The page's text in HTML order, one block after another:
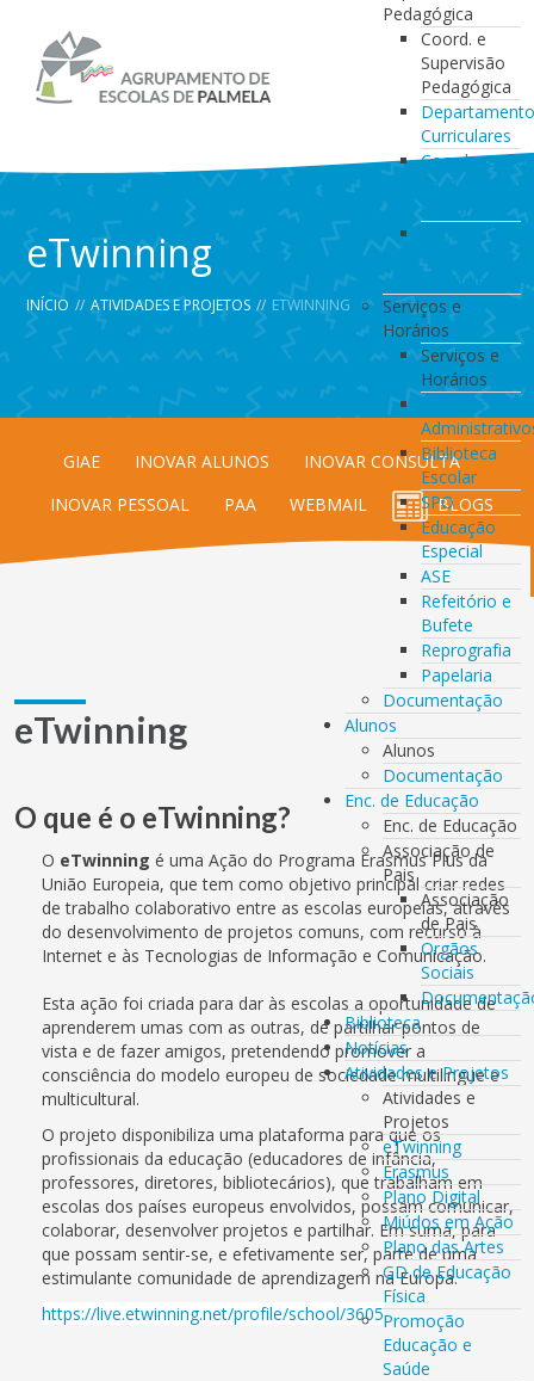
Pedagógica
Coord. e
Supervisão
Pedagógica
Curriculares
Coordenação
da Direção
de Turma
Coordenação
de
Serviços e
Horários
Serviços e
Horários
Serviços
Biblioteca
Escolar
SPO
Educação
Especial
ASE
Refeitório e
Bufete
Reprografia
Papelaria
Documentação
Alunos
Alunos
Documentação
Enc. de Educação
Enc. de Educação
Associação de
Pais
Associação
de Pais
Orgãos
Sociais
Biblioteca
Notícias
Atividades e Projetos
Atividades e
Projetos
eTwinning
Erasmus
Plano Digital
Miúdos em Ação
Plano das Artes
GD de Educação
Física
Promoção
Educação e
Saúde
eTwinning
INÍCIO // ATIVIDADES E PROJETOS // ETWINNING
GIAE INOVAR ALUNOS
INOVAR CONSULTA
INOVAR PESSOAL
PAA WEBMAIL BLOGS
eTwinning
O que é o eTwinning?
O eTwinning é uma Ação do Programa Erasmus Plus da
União Europeia, que tem como objetivo principal criar redes
de trabalho colaborativo entre as escolas europeias, através
do desenvolvimento de projetos comuns, com recurso à
Internet e às Tecnologias de Informação e Comunicação.
Esta ação foi criada para dar às escolas a oportunidade de
aprenderem umas com as outras, de partilhar pontos de
vista e de fazer amigos, pretendendo promover a
consciência do modelo europeu de sociedade multilingue e
multicultural.
O projeto disponibiliza uma plataforma para que os
profissionais da educação (educadores de infância,
professores, diretores, bibliotecários), que trabalham em
escolas dos países europeus envolvidos, possam comunicar,
colaborar, desenvolver projetos e partilhar. Em suma, para
que possam sentir-se, e efetivamente ser, parte de uma
estimulante comunidade de aprendizagem na Europa.
https://live.etwinning.net/profile/school/3605